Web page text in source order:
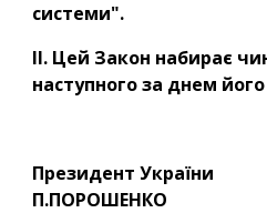
системи".
II. Цей Закон набирає
наступного за днем
Президент України
П.ПОРОШЕНКО